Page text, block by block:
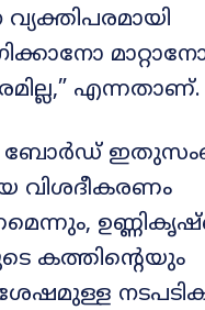
എന്നതാണ്.
ബോർഡ്
വിശദീകരണം
കത്തിന്റെയും